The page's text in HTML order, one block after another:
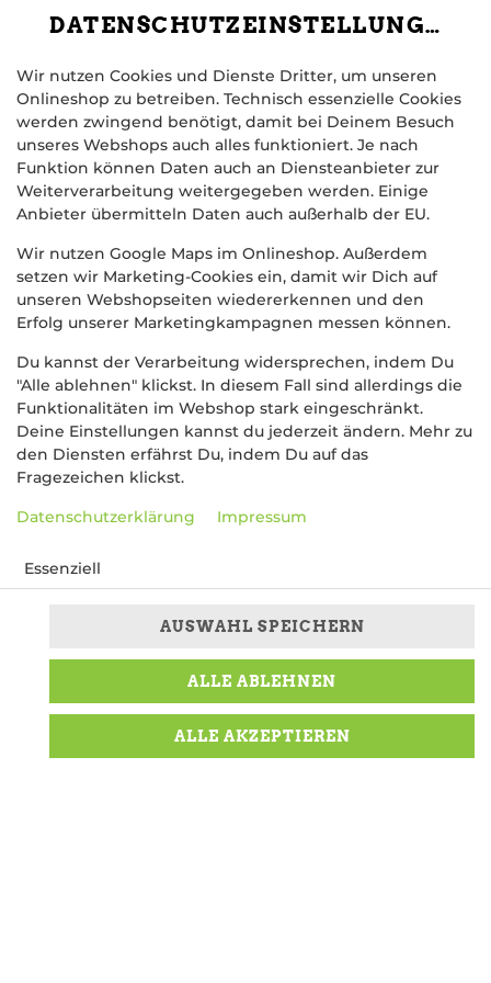
DATENSCHUTZEINSTELLUNGEN
Wir nutzen Cookies und Dienste Dritter, um unseren
Onlineshop zu betreiben. Technisch essenzielle Cookies
werden zwingend benötigt, damit bei Deinem Besuch
unseres Webshops auch alles funktioniert. Je nach
Funktion können Daten auch an Diensteanbieter zur
Weiterverarbeitung weitergegeben werden. Einige
Anbieter übermitteln Daten auch außerhalb der EU.
Wir nutzen Google Maps im Onlineshop. Außerdem
setzen wir Marketing-Cookies ein, damit wir Dich auf
unseren Webshopseiten wiedererkennen und den
Erfolg unserer Marketingkampagnen messen können.
Du kannst der Verarbeitung widersprechen, indem Du
"Alle ablehnen" klickst. In diesem Fall sind allerdings die
Funktionalitäten im Webshop stark eingeschränkt.
Deine Einstellungen kannst du jederzeit ändern. Mehr zu
den Diensten erfährst Du, indem Du auf das
Fragezeichen klickst.
Datenschutzerklärung Impressum
Essenziell
AUSWAHL SPEICHERN
ALLE ABLEHNEN
ALLE AKZEPTIEREN
KRÄUTERBUTTER
1,99 € *